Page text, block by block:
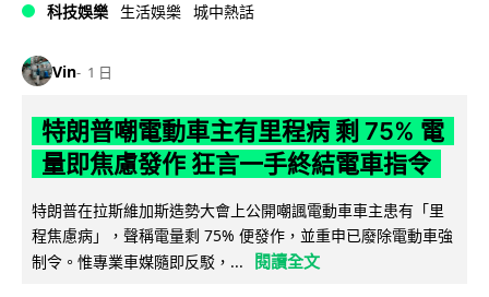
科技娛樂 生活娛樂 城中熱話
Vin 1 日
特朗普嘲電動車主有里程病 剩 75% 電
量即焦慮發作 狂言一手終結電車指令
特朗普在拉斯維加斯造勢大會上公開嘲諷電動車車主患有「里
程焦慮病」，聲稱電量剩 75% 便發作，並重申已廢除電動車強
制令。惟專業車媒隨即反駁，...
閱讀全文